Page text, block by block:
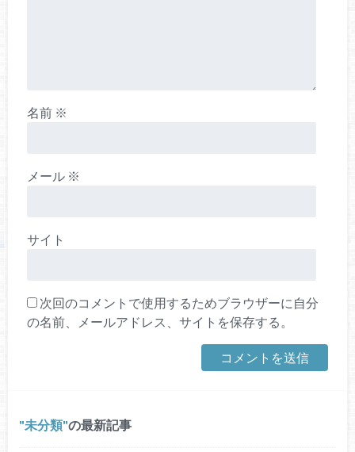
名前 ※
メール ※
サイト
次回のコメントで使用するためブラウザーに自分
の名前、メールアドレス、サイトを保存する。
未分類 の最新記事